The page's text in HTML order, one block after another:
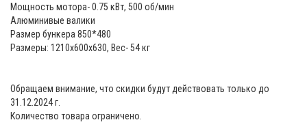
Мощность мотора- 0.75 кВт, 500 об/мин
Алюминивые валики
Размер бункера 850*480
Размеры: 1210x600x630, Вес- 54 кг
Обращаем внимание, что скидки будут действовать только до
31.12.2024 г.
Количество товара ограничено.